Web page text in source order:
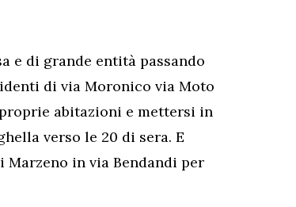
e di grande entità passando
di via Moronico via Moto
abitazioni e mettersi in
verso le 20 di sera. E
Marzeno in via Bendandi per